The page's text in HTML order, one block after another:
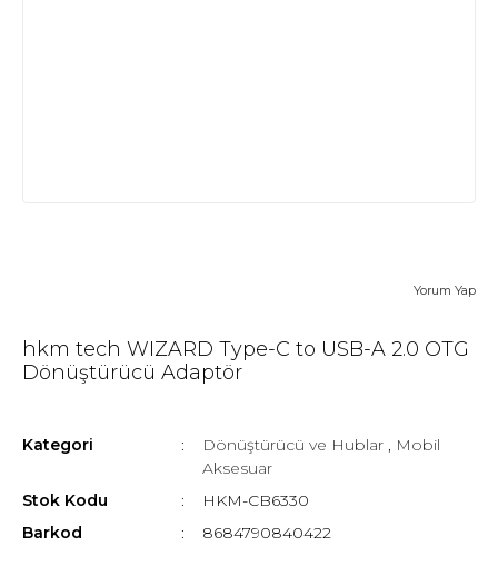
Yorum Yap
hkm tech WIZARD Type-C to USB-A 2.0 OTG
Dönüştürücü Adaptör
Kategori Dönüştürücü ve Hublar , Mobil
Aksesuar
Stok Kodu
HKM-CB6330
Barkod
8684790840422